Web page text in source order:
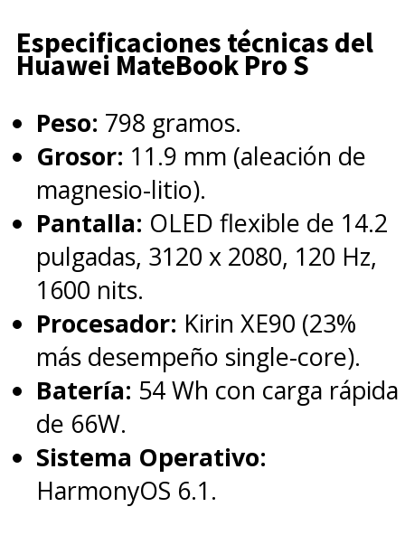
Especificaciones técnicas del
Huawei MateBook Pro S
Peso: 798 gramos.
Grosor: 11.9 mm (aleación de
magnesio-litio).
Pantalla: OLED flexible de 14.2
pulgadas, 3120 x 2080, 120 Hz,
1600 nits.
Procesador: Kirin XE90 (23%
más desempeño single-core).
Batería: 54 Wh con carga rápida
de 66W.
Sistema Operativo:
HarmonyOS 6.1.